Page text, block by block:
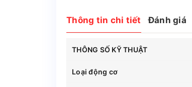
Thông tin chi tiết Đánh giá
THÔNG SỐ KỸ THUẬT
Loại động cơ